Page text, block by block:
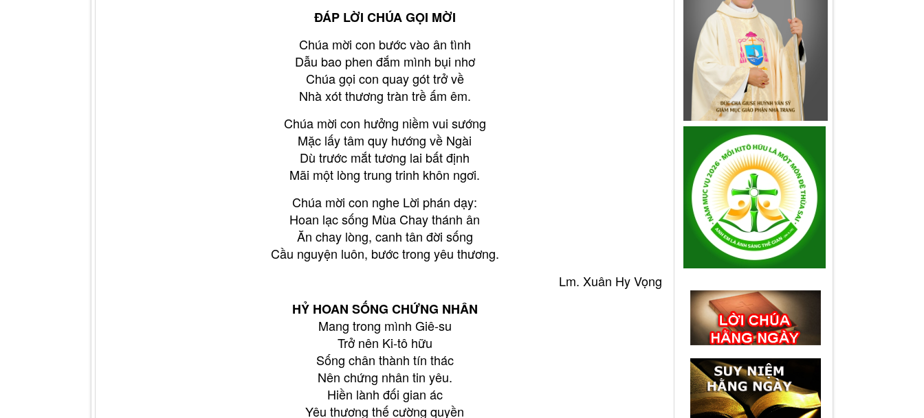
ĐÁP LỜI CHÚA GỌI MỜI
Chúa mời con bước vào ân tình
Dẫu bao phen đắm mình bụi nhơ
Chúa gọi con quay gót trở về
Nhà xót thương tràn trề ấm êm.
Chúa mời con hưởng niềm vui sướng
Mặc lấy tâm quy hướng về Ngài
Dù trước mắt tương lai bất định
Mãi một lòng trung trinh khôn ngơi.
Chúa mời con nghe Lời phán dạy:
Hoan lạc sống Mùa Chay thánh ân
Ăn chay lòng, canh tân đời sống
Cầu nguyện luôn, bước trong yêu thương.
Lm. Xuân Hy Vọng
HỶ HOAN SỐNG CHỨNG NHÂN
Mang trong mình Giê-su
Trở nên Ki-tô hữu
Sống chân thành tín thác
Nên chứng nhân tin yêu.
Hiền lành đối gian ác
Yêu thương thế cường quyền